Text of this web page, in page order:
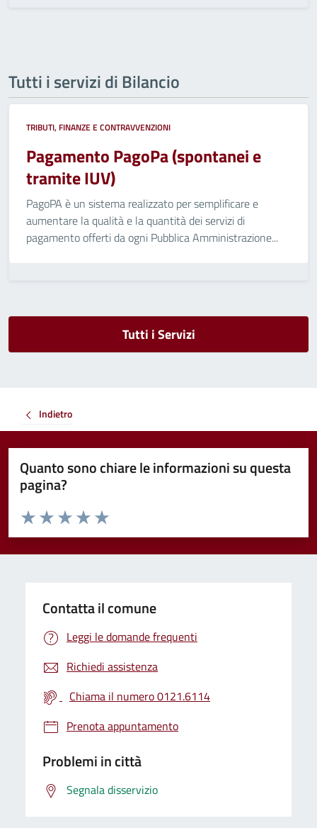
Tutti i servizi di Bilancio
TRIBUTI, FINANZE E CONTRAVVENZIONI
Pagamento PagoPa (spontanei e
tramite IUV)
PagoPA è un sistema realizzato per semplificare e
aumentare la qualità e la quantità dei servizi di
pagamento offerti da ogni Pubblica Amministrazione...
Tutti i Servizi
Indietro
Quanto sono chiare le informazioni su questa
pagina?
Valuta da 1 a 5 stelle la pagina
Valuta 5 stelle su 5
Valuta 4 stelle su 5
Valuta 3 stelle su 5
Valuta 2 stelle su 5
Valuta 1 stelle su 5
Contatta il comune
Leggi le domande frequenti
Richiedi assistenza
Chiama il numero 0121.6114
Prenota appuntamento
Problemi in città
Segnala disservizio